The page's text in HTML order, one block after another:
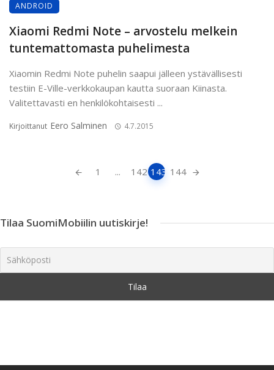
ANDROID
Xiaomi Redmi Note – arvostelu melkein
tuntemattomasta puhelimesta
Xiaomin Redmi Note puhelin saapui jälleen ystävällisesti
testiin E-Ville-verkkokaupan kautta suoraan Kiinasta.
Valitettavasti en henkilökohtaisesti ...
Kirjoittanut Eero Salminen 4.7.2015
1 ... 142 143 144
Tilaa SuomiMobiilin uutiskirje!